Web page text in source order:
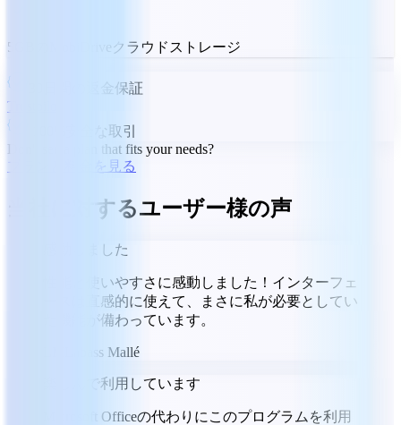
5GBのMobiDriveクラウドストレージ
30日間の返金保証
Trustpilot
100%安全な取引
Don't see a plan that fits your needs?
プランと料金を見る
当社に対するユーザー様の声
感動しました
性能と使いやすさに感動しました！インターフェ
ースは直感的に使えて、まさに私が必要としてい
た機能が備わっています。
Labass Mallé
楽しんで利用しています
Microsoft Officeの代わりにこのプログラムを利用